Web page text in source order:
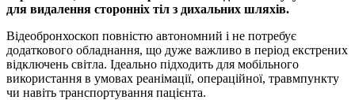
для видалення сторонніх тіл з дихальних шляхів.
Відеобронхоскоп повністю автономний і не потребує
додаткового обладнання, що дуже важливо в період екстрених
відключень світла. Ідеально підходить для мобільного
використання в умовах реанімації, операційної, травмпункту
чи навіть транспортування пацієнта.